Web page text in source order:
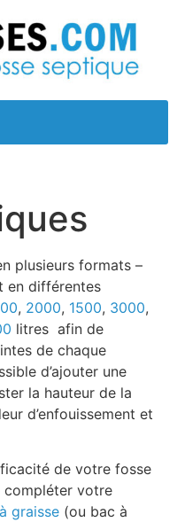
plusieurs formats –
en différentes
, 2000, 1500, 3000,
litres afin de
de chaque
d’ajouter une
la hauteur de la
d’enfouissement et
de votre fosse
compléter votre
graisse (ou bac à